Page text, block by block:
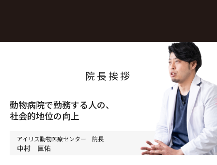
院長挨拶
動物病院で勤務する人の、
社会的地位の向上
アイリス動物医療センター 院長
中村 匡佑